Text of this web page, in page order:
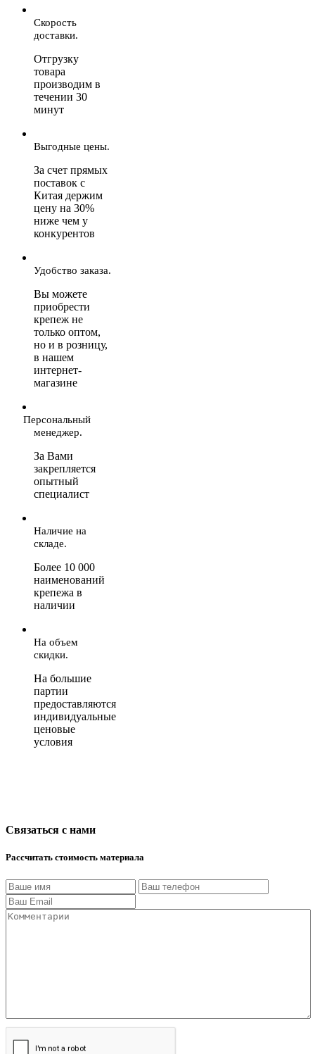
Скорость
доставки.
Отгрузку
товара
производим в
течении 30
минут
Выгодные цены.
За счет прямых
поставок с
Китая держим
цену на 30%
ниже чем у
конкурентов
Удобство заказа.
Вы можете
приобрести
крепеж не
только оптом,
но и в розницу,
в нашем
интернет-
магазине
Персональный
менеджер.
За Вами
закрепляется
опытный
специалист
Наличие на
складе.
Более 10 000
наименований
крепежа в
наличии
На объем
скидки.
На большие
партии
предоставляются
индивидуальные
ценовые
условия
Связаться с нами
Рассчитать стоимость материала